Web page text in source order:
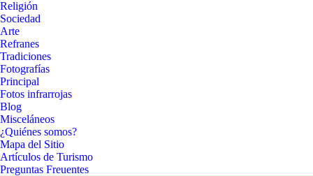
Religión
Sociedad
Arte
Refranes
Tradiciones
Fotografías
Principal
Fotos infrarrojas
Blog
Misceláneos
¿Quiénes somos?
Mapa del Sitio
Artículos de Turismo
Preguntas Freuentes